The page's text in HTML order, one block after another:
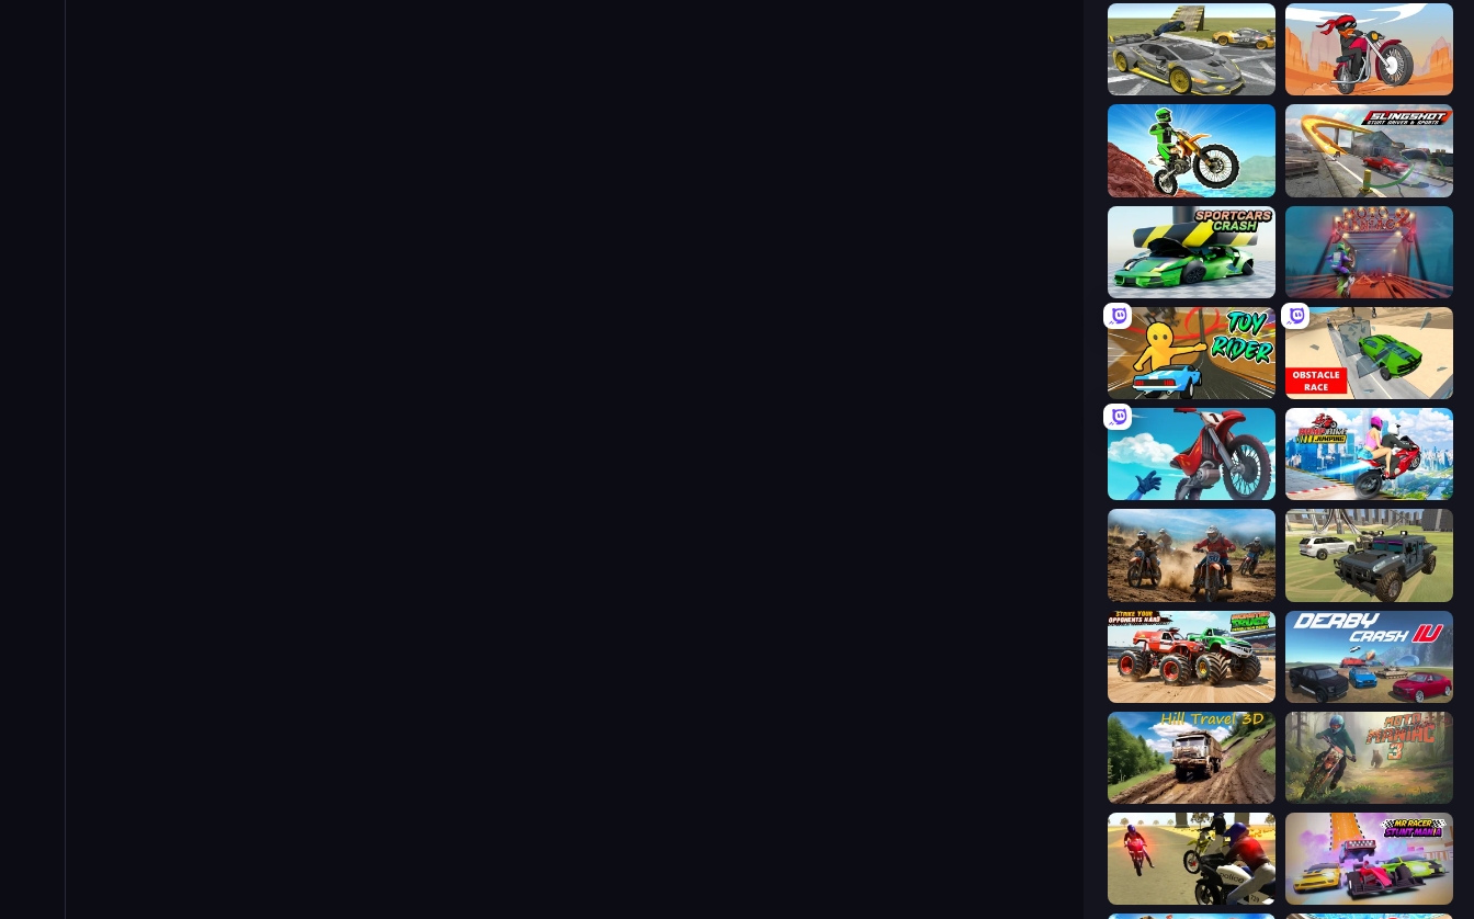
Wrong Way Stickman Moto Race Extreme
Dirt Bike Mad Skills Slingshot Stunt Driver & Sport
Sportcars Crash Moto Maniac 2
Toy Rider Obstacle Race: Destroying Simulator!
Airborne Motocross Ramp Bike Jumping
Motocross Dirt Bike Race Games 4x4 Offroader
Monster Truck Demolition Derby Derby Crash 4
Hill Travel 3D Moto Maniac 3
3D Moto Simulator 2 MR RACER Stunt Mania